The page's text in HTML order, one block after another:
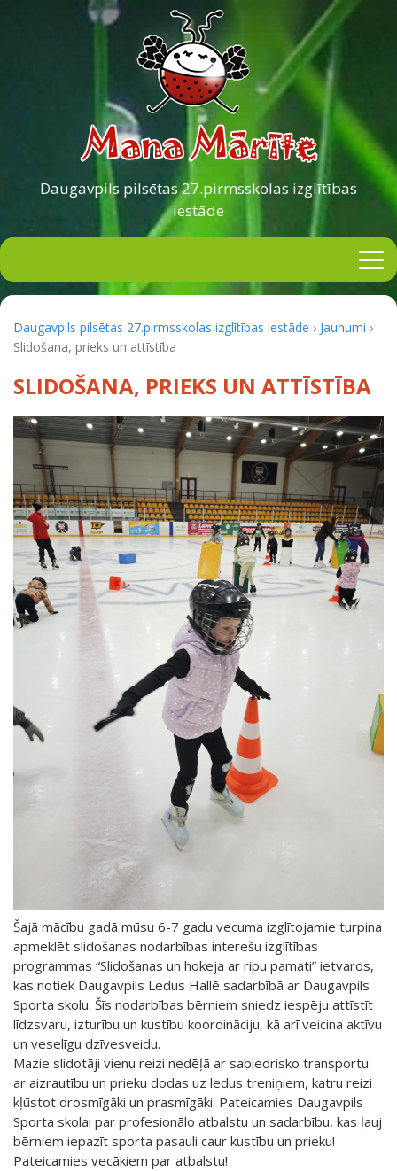
Daugavpils pilsētas27.pirmsskolas izglītības
iestāde
Daugavpils pilsētas 27.pirmsskolas izglītības iestāde › Jaunumi ›
Slidošana, prieks un attīstība
SLIDOŠANA, PRIEKS UN ATTĪSTĪBA
Šajā mācību gadā mūsu 6-7 gadu vecuma izglītojamie turpina
apmeklēt slidošanas nodarbības interešu izglītības
programmas “Slidošanas un hokeja ar ripu pamati” ietvaros,
kas notiek Daugavpils Ledus Hallē sadarbībā ar Daugavpils
Sporta skolu. Šīs nodarbības bērniem sniedz iespēju attīstīt
līdzsvaru, izturību un kustību koordināciju, kā arī veicina aktīvu
un veselīgu dzīvesveidu.
Mazie slidotāji vienu reizi nedēļā ar sabiedrisko transportu
ar aizrautību un prieku dodas uz ledus treniņiem, katru reizi
kļūstot drosmīgāki un prasmīgāki. Pateicamies Daugavpils
Sporta skolai par profesionālo atbalstu un sadarbību, kas ļauj
bērniem iepazīt sporta pasauli caur kustību un prieku!
Pateicamies vecākiem par atbalstu!